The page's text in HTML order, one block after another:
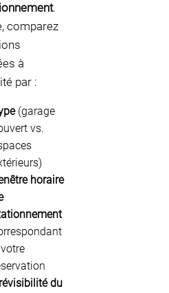
.
comparez
à
par :
(garage
vs.
horaire
du